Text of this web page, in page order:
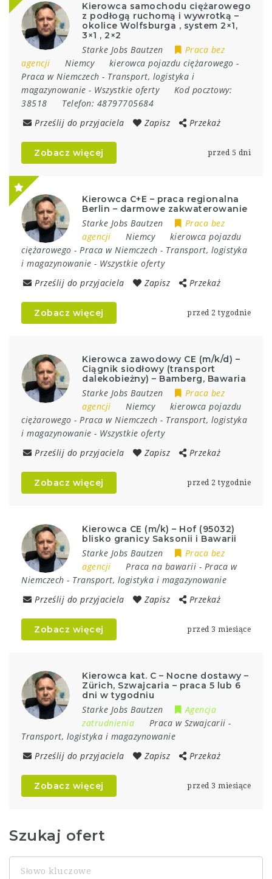
Kierowca samochodu ciężarowego
z podłogą ruchomą i wywrotką –
okolice Wolfsburga , system 2×1,
3×1 , 2×2
Starke Jobs Bautzen
Praca bez
agencji
Niemcy kierowca pojazdu ciężarowego -
Praca w Niemczech - Transport, logistyka i
magazynowanie - Wszystkie oferty
Kod pocztowy:
38518
Telefon: 48797705684
Prześlij do przyjaciela
Zapisz Przekaż
Zobacz więcej przed 5 dni
Kierowca C+E – praca regionalna
Berlin – darmowe zakwaterowanie
Starke Jobs Bautzen
Praca bez
agencji
Niemcy
kierowca pojazdu
ciężarowego - Praca w Niemczech - Transport, logistyka
i magazynowanie - Wszystkie oferty
Prześlij do przyjaciela
Zapisz Przekaż
Zobacz więcej przed 2 tygodnie
Kierowca zawodowy CE (m/k/d) –
Ciągnik siodłowy (transport
dalekobieżny) – Bamberg, Bawaria
Starke Jobs Bautzen
Praca bez
agencji
Niemcy
kierowca pojazdu
ciężarowego - Praca w Niemczech - Transport, logistyka
i magazynowanie - Wszystkie oferty
Prześlij do przyjaciela
Zapisz Przekaż
Zobacz więcej przed 2 tygodnie
Kierowca CE (m/k) – Hof (95032)
blisko granicy Saksonii i Bawarii
Starke Jobs Bautzen
Praca bez
agencji
Praca na bawarii - Praca w
Niemczech - Transport, logistyka i magazynowanie
Prześlij do przyjaciela
Zapisz Przekaż
Zobacz więcej przed 3 miesiące
Kierowca kat. C – Nocne dostawy –
Zürich, Szwajcaria – praca 5 lub 6
dni w tygodniu
Starke Jobs Bautzen
Agencja
zatrudnienia
Praca w Szwajcarii -
Transport, logistyka i magazynowanie
Prześlij do przyjaciela
Zapisz Przekaż
Zobacz więcej przed 3 miesiące
Szukaj ofert
Słowo
kluczowe